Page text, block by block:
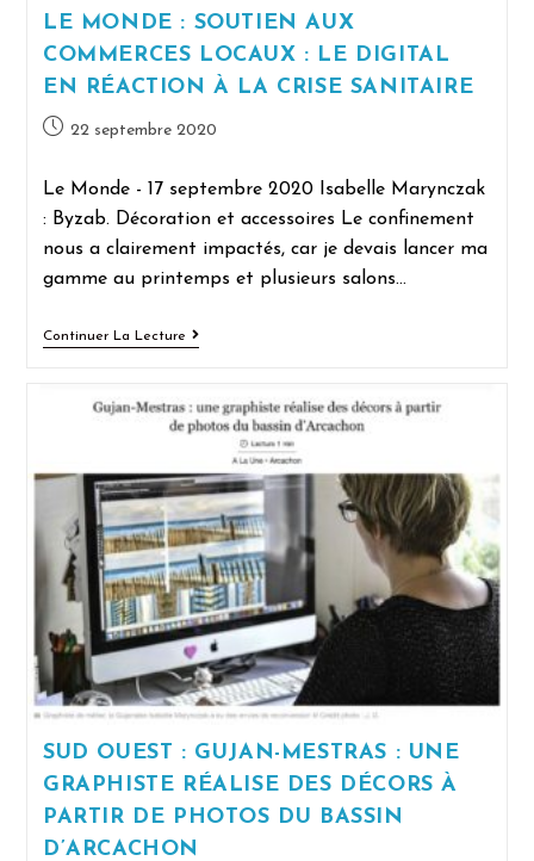
LE MONDE : SOUTIEN AUX
COMMERCES LOCAUX : LE DIGITAL
EN RÉACTION À LA CRISE SANITAIRE
22 septembre 2020
Le Monde - 17 septembre 2020 Isabelle Marynczak
: Byzab. Décoration et accessoires Le confinement
nous a clairement impactés, car je devais lancer ma
gamme au printemps et plusieurs salons…
Continuer La Lecture
SUD OUEST : GUJAN-MESTRAS : UNE
GRAPHISTE RÉALISE DES DÉCORS À
PARTIR DE PHOTOS DU BASSIN
D’ARCACHON